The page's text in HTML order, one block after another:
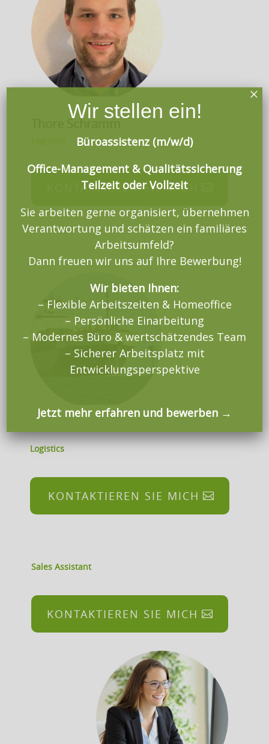
KONTAKTIEREN SIE MICH
Logistics
KONTAKTIEREN SIE MICH
Sales Assistant
KONTAKTIEREN SIE MICH
Wir stellen ein!
Büroassistenz (m/w/d)
Office-Management & Qualitätssicherung
Teilzeit oder Vollzeit
Sie arbeiten gerne organisiert, übernehmen
Verantwortung und schätzen ein familiäres
Arbeitsumfeld?
Dann freuen wir uns auf Ihre Bewerbung!
Wir bieten Ihnen:
– Flexible Arbeitszeiten & Homeoffice
– Persönliche Einarbeitung
– Modernes Büro & wertschätzendes Team
– Sicherer Arbeitsplatz mit
Entwicklungsperspektive
Jetzt mehr erfahren und bewerben →
×